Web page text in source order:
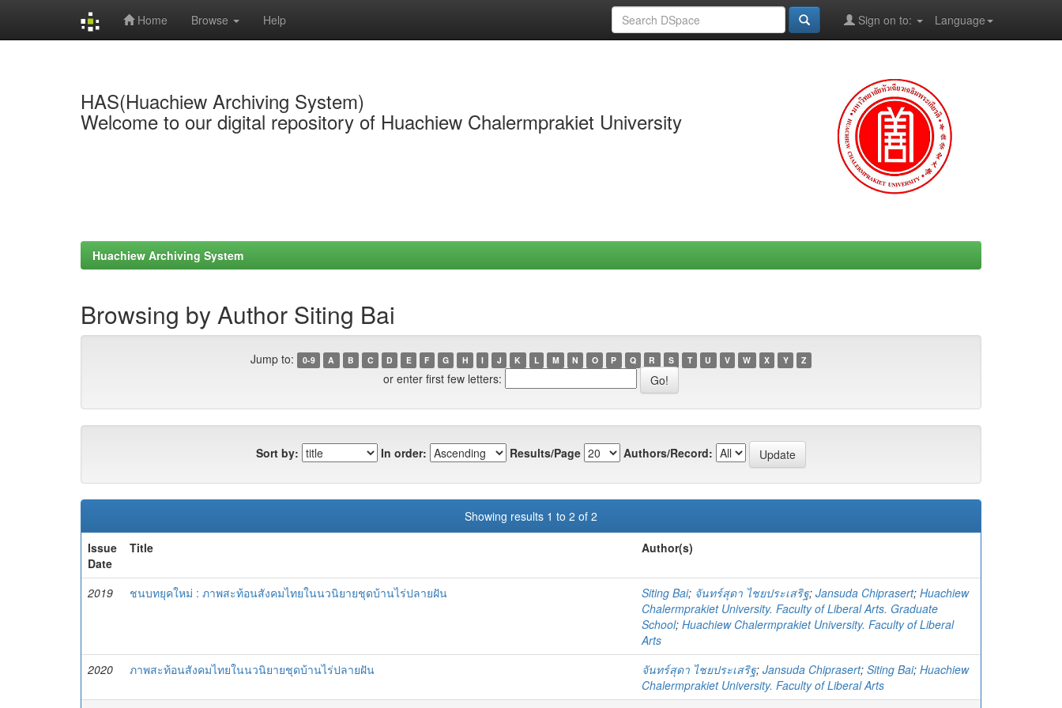
Home Browse Help Language
Sign on to:
HAS(Huachiew Archiving System)
Welcome to our digital repository of Huachiew Chalermprakiet University
Huachiew Archiving System
Browsing by Author Siting Bai
Jump to: 0-9 A B C D E F G H I J K L M N O P Q R S T U V W X Y Z
or enter first few letters:
Sort by: In order: Results/Page Authors/Record:
Showing results 1 to 2 of 2
Issue
Date
Title Author(s)
2019 ชนบทยุคใหม่ : ภาพสะท้อนสังคมไทยในนวนิยายชุดบ้านไร่ปลายฝัน Siting Bai; จันทร์สุดา ไชยประเสริฐ; Jansuda Chiprasert; Huachiew
Chalermprakiet University. Faculty of Liberal Arts. Graduate
School; Huachiew Chalermprakiet University. Faculty of Liberal
Arts
2020
ภาพสะท้อนสังคมไทยในนวนิยายชุดบ้านไร่ปลายฝัน จันทร์สุดา ไชยประเสริฐ; Jansuda Chiprasert; Siting Bai; Huachiew
Chalermprakiet University. Faculty of Liberal Arts